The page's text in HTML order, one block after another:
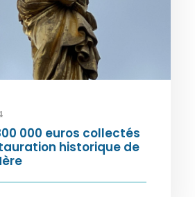
000 euros collectés
historique de